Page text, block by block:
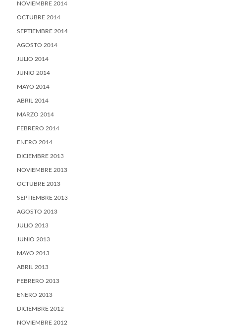
NOVIEMBRE 2014
OCTUBRE 2014
SEPTIEMBRE 2014
AGOSTO 2014
JULIO 2014
JUNIO 2014
MAYO 2014
ABRIL 2014
MARZO 2014
FEBRERO 2014
ENERO 2014
DICIEMBRE 2013
NOVIEMBRE 2013
OCTUBRE 2013
SEPTIEMBRE 2013
AGOSTO 2013
JULIO 2013
JUNIO 2013
MAYO 2013
ABRIL 2013
FEBRERO 2013
ENERO 2013
DICIEMBRE 2012
NOVIEMBRE 2012